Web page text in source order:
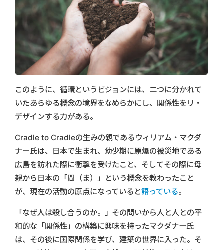
このように、循環というビジョンには、二つに分かれて
いたあらゆる概念の境界をなめらかにし、関係性をリ・
デザインする力がある。
Cradle to Cradleの生みの親であるウィリアム・マクダ
ナー氏は、日本で生まれ、幼少期に原爆の被災地である
広島を訪れた際に衝撃を受けたこと、そしてその際に母
親から日本の「間（ま）」という概念を教わったこと
が、現在の活動の原点になっていると語っている。
「なぜ人は殺し合うのか。」その問いから人と人との平
和的な「関係性」の構築に興味を持ったマクダナー氏
は、その後に国際関係を学び、建築の世界に入った。そ